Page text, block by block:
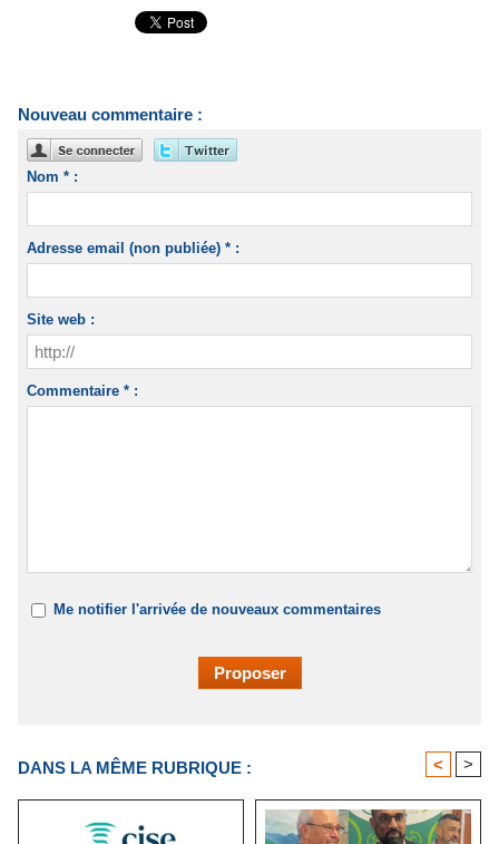
Nouveau commentaire :
Nom * :
Adresse email (non publiée) * :
Site web :
Commentaire * :
Me notifier l'arrivée de nouveaux commentaires
DANS LA MÊME RUBRIQUE : < >